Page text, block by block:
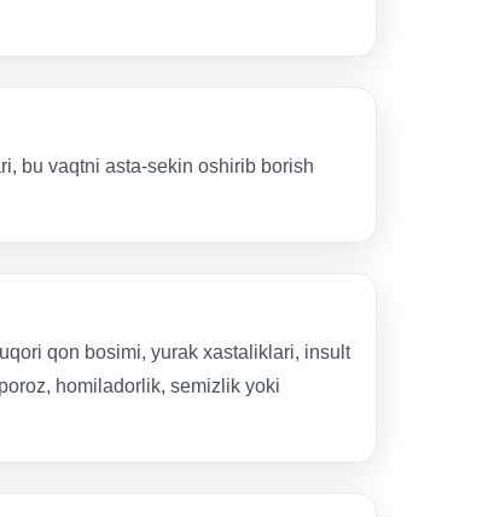
bu vaqtni asta-sekin oshirib borish
qon bosimi, yurak xastaliklari, insult
homiladorlik, semizlik yoki